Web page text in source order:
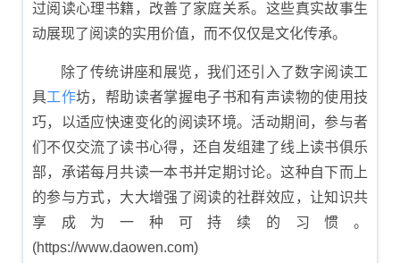
过阅读心理书籍，改善了家庭关系。这些真实故事生
动展现了阅读的实用价值，而不仅仅是文化传承。
除了传统讲座和展览，我们还引入了数字阅读工
具工作坊，帮助读者掌握电子书和有声读物的使用技
巧，以适应快速变化的阅读环境。活动期间，参与者
们不仅交流了读书心得，还自发组建了线上读书俱乐
部，承诺每月共读一本书并定期讨论。这种自下而上
的参与方式，大大增强了阅读的社群效应，让知识共
享成为一种可持续的习惯。
(https://www.daowen.com)